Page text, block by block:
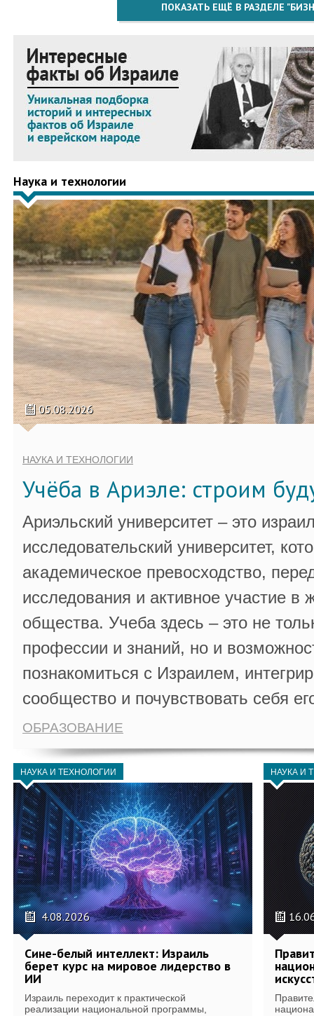
ПОКАЗАТЬ ЕЩЁ В РАЗДЕЛЕ
Наука и технологии
05.08.2026
НАУКА И ТЕХНОЛОГИИ
Учёба в Ариэле: строим
Ариэльский университет – это
исследовательский университет,
академическое превосходство,
исследования и активное участие в
общества. Учеба здесь – это не
профессии и знаний, но и
познакомиться с Израилем,
сообщество и почувствовать себя
ОБРАЗОВАНИЕ
НАУКА И ТЕХНОЛОГИИ
4.08.2026
Сине-белый интеллект: Израиль
берет курс на мировое лидерство в
ИИ
Израиль переходит к практической
реализации национальной программы,
НАУКА И